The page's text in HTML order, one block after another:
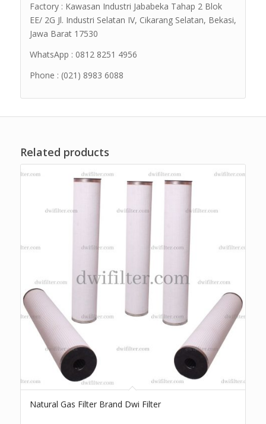
Factory : Kawasan Industri Jababeka Tahap 2 Blok
EE/ 2G Jl. Industri Selatan IV, Cikarang Selatan, Bekasi,
Jawa Barat 17530
WhatsApp : 0812 8251 4956
Phone : (021) 8983 6088
Related products
Natural Gas Filter Brand Dwi Filter